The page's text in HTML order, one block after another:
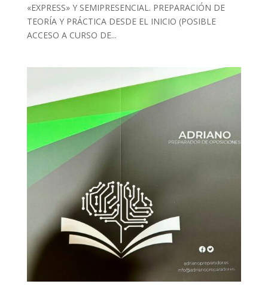
«EXPRESS» Y SEMIPRESENCIAL. PREPARACIÓN DE
TEORÍA Y PRÁCTICA DESDE EL INICIO (POSIBLE
ACCESO A CURSO DE...